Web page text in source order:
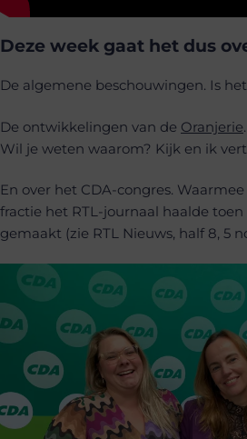
Deze week gaat het dus
De algemene beschouwingen. Is
De ontwikkelingen van de Oranjerie
Wil je weten waarom? Kijk en ik
En over het CDA-congres.
fractie het RTL-journaal haalde
gemaakt (zie RTL Nieuws, half 8, 5